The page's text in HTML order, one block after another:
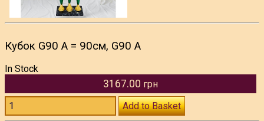
Кубок G90 A = 90см, G90 A
In Stock
3167.00 грн
Add to Basket